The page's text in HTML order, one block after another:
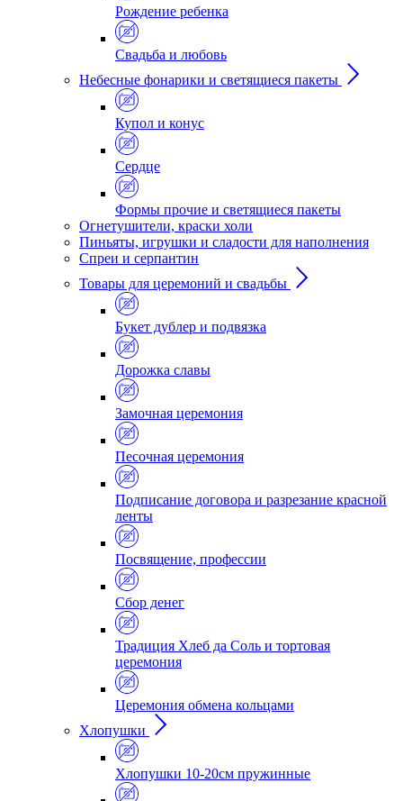
Рождение ребенка
Свадьба и любовь
Небесные фонарики и светящиеся пакеты
Купол и конус
Сердце
Формы прочие и светящиеся пакеты
Огнетушители, краски холи
Пиньяты, игрушки и сладости для наполнения
Спреи и серпантин
Товары для церемоний и свадьбы
Букет дублер и подвязка
Дорожка славы
Замочная церемония
Песочная церемония
Подписание договора и разрезание красной
ленты
Посвящение, профессии
Сбор денег
Традиция Хлеб да Соль и тортовая
церемония
Церемония обмена кольцами
Хлопушки
Хлопушки 10-20см пружинные